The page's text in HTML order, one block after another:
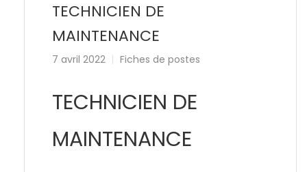
TECHNICIEN DE
MAINTENANCE
7 avril 2022 Fiches de postes
TECHNICIEN DE
MAINTENANCE